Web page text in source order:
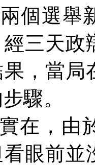
個選舉
三天政
，當局
驟。
在，由
眼前並